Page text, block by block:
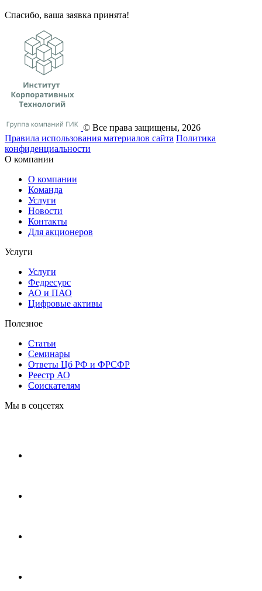
Спасибо, ваша заявка принята!
© Все права защищены, 2026
Правила использования материалов сайта Политика
конфиденциальности
О компании
О компании
Команда
Услуги
Новости
Контакты
Для акционеров
Услуги
Услуги
Федресурс
АО и ПАО
Цифровые активы
Полезное
Статьи
Cеминары
Ответы Цб РФ и ФРСФР
Реестр АО
Соискателям
Мы в соцсетях